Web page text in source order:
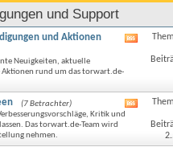
und Support
und Aktionen
Neuigkeiten, aktuelle
rund um das torwart.de-
RSS-
dieses
(7 Betrachter)
Kritik und
Das torwart.de-Team wird
nehmen.
RSS-
dieses
Forums